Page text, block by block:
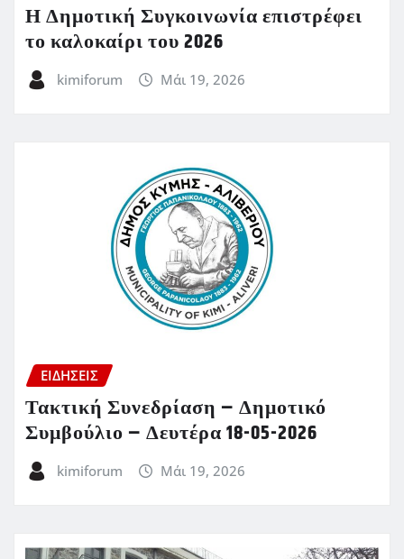
Η Δημοτική Συγκοινωνία επιστρέφει
το καλοκαίρι του 2026
kimiforum Μάι 19, 2026
ΕΙΔΗΣΕΙΣ
Τακτική Συνεδρίαση – Δημοτικό
Συμβούλιο – Δευτέρα 18-05-2026
kimiforum Μάι 19, 2026